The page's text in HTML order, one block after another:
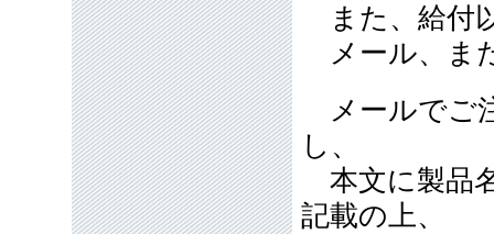
また、給付
メール、ま
メールでご
し、
本文に製品
記載の上、